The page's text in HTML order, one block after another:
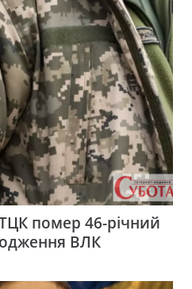
помер 46-річний
ВЛК